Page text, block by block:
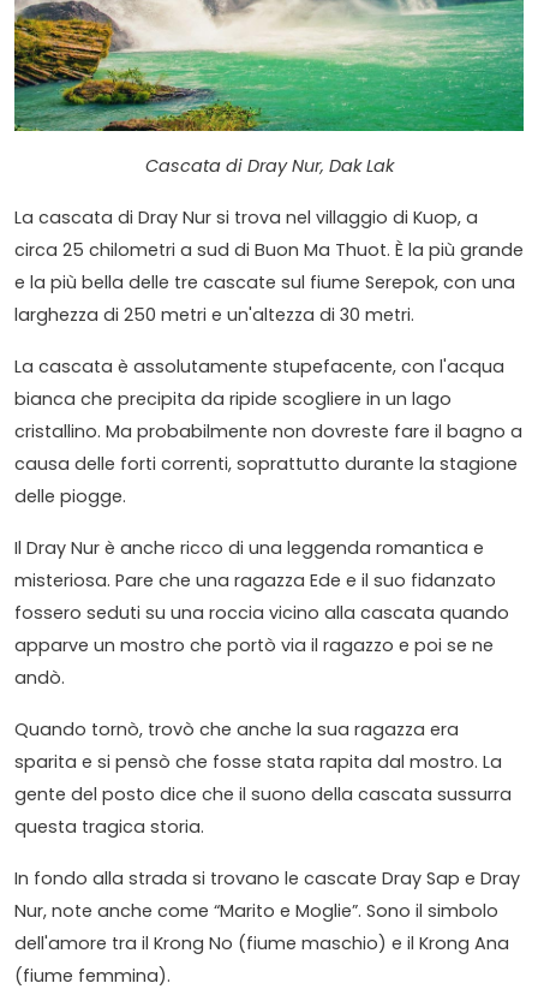
Cascata di Dray Nur, Dak Lak
La cascata di Dray Nur si trova nel villaggio di Kuop, a
circa 25 chilometri a sud di Buon Ma Thuot. È la più grande
e la più bella delle tre cascate sul fiume Serepok, con una
larghezza di 250 metri e un'altezza di 30 metri.
La cascata è assolutamente stupefacente, con l'acqua
bianca che precipita da ripide scogliere in un lago
cristallino. Ma probabilmente non dovreste fare il bagno a
causa delle forti correnti, soprattutto durante la stagione
delle piogge.
Il Dray Nur è anche ricco di una leggenda romantica e
misteriosa. Pare che una ragazza Ede e il suo fidanzato
fossero seduti su una roccia vicino alla cascata quando
apparve un mostro che portò via il ragazzo e poi se ne
andò.
Quando tornò, trovò che anche la sua ragazza era
sparita e si pensò che fosse stata rapita dal mostro. La
gente del posto dice che il suono della cascata sussurra
questa tragica storia.
In fondo alla strada si trovano le cascate Dray Sap e Dray
Nur, note anche come “Marito e Moglie”. Sono il simbolo
dell'amore tra il Krong No (fiume maschio) e il Krong Ana
(fiume femmina).